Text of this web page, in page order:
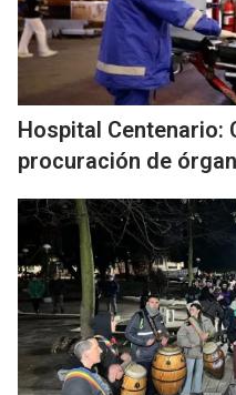
Hospital Centenario:
procuración de